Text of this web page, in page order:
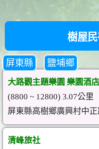
樹屋
屏東縣 鹽埔鄉
大路觀主題樂園 樂園酒店
(8800 ~ 12800) 3.07公里
屏東縣高樹鄉廣興村中
清峰旅社